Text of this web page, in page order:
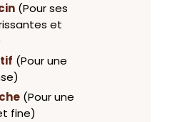
(Pour ses
et
(Pour une
(Pour une
fine)